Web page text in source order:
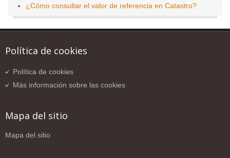
¿Cómo consultar el valor de referencia en Catastro?
Política de cookies
Política de cookies
Más información sobre las cookies
Mapa del sitio
Mapa del sitio